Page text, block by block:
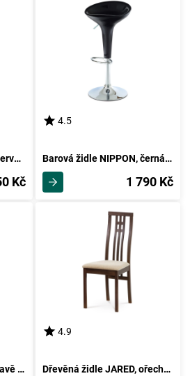
Dětská židle ROBSON, červená
Kč
4.5
Barová židle NIPPON, černá/plast chrom
1 790 Kč
Jídelní židle VIPAVA, tmavě béžová
4.9
Dřevěná židle JARED, ořech/potah krémový